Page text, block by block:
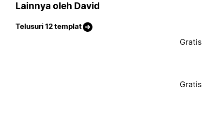
Lainnya oleh David
Telusuri 12 templat
Gratis
Gratis